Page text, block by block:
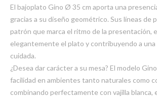
El bajoplato Gino Ø 35 cm aporta una
gracias a su diseño geométrico. Sus líneas de
patrón que marca el ritmo de la presentación,
elegantemente el plato y contribuyendo a
cuidada.
¿Desea dar carácter a su mesa? El modelo
facilidad en ambientes tanto naturales como
combinando perfectamente con vajilla blanca,